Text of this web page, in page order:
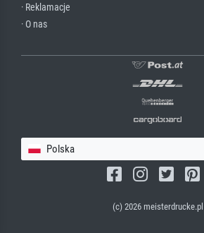
· Reklamacje
· O nas
Polska
(c) 2026 meisterdrucke.pl